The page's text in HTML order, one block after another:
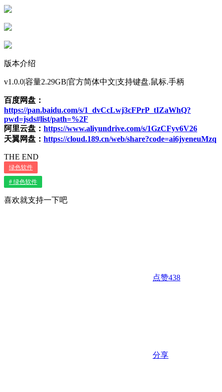
版本介绍
v1.0.0|容量2.29GB|官方简体中文|支持键盘.鼠标.手柄
百度网盘：
https://pan.baidu.com/s/1_dvCcLwj3cFPrP_tIZaWhQ?
pwd=jsds#list/path=%2F
阿里云盘： https://www.aliyundrive.com/s/1GzCFyv6V26
天翼网盘： https://cloud.189.cn/web/share?code=ai6jyeneuMzq
THE END
绿色软件
# 绿色软件
喜欢就支持一下吧
点赞438
分享